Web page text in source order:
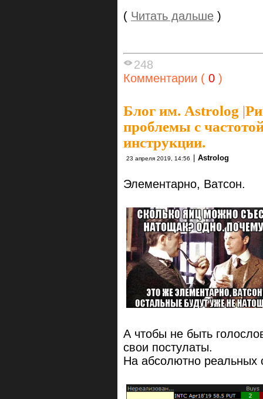
( Читать дальше )
248
Комментарии ( 0 )
Блог им. Astrolog |
проблемы с
инструкции.
23 апреля 2019, 14:56 Astrolog
Элементарно, Ватсон.
А чтобы не быть
свои постулаты.
На абсолютно реальных